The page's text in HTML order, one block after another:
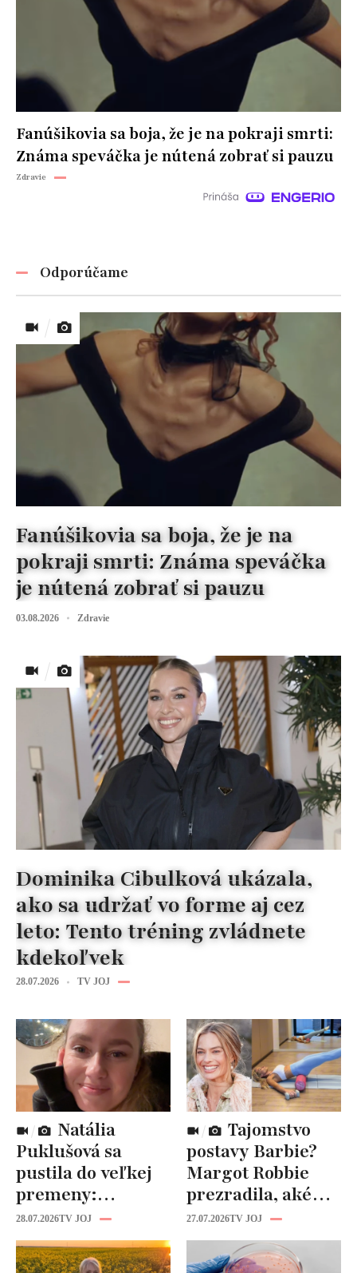
Fanúšikovia sa boja, že je na pokraji smrti:
Známa speváčka je nútená zobrať si pauzu
Zdravie
Odporúčame
Fanúšikovia sa boja, že je na
pokraji smrti: Známa speváčka
je nútená zobrať si pauzu
03.08.2026 Zdravie
Dominika Cibulková ukázala,
ako sa udržať vo forme aj cez
leto: Tento tréning zvládnete
kdekoľvek
28.07.2026 TV JOJ
Puklušová sa
pustila do veľkej
premeny:
Odborníci však
varujú, pozor na
prísne diéty!
28.07.2026TV JOJ
postavy Barbie?
Margot Robbie
prezradila, aké
cviky jej pomohli
spevniť celé telo
27.07.2026TV JOJ